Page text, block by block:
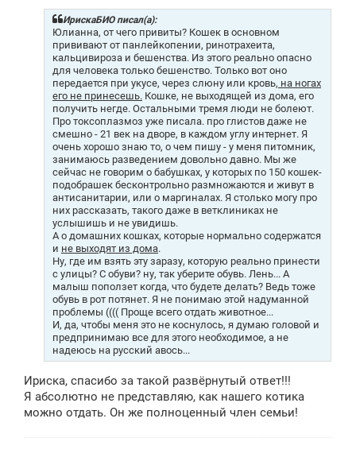
б
щ
е
н
и
е
ИрискаБИО писал(а):
Юлианна, от чего привиты? Кошек в основном
прививают от панлейкопении, ринотрахеита,
кальцивироза и бешенства. Из этого реально опасно
для человека только бешенство. Только вот оно
передается при укусе, через слюну или кровь, на ногах
его не принесешь. Кошке, не выходящей из дома, его
получить негде. Остальными тремя люди не болеют.
Про токсоплазмоз уже писала. про глистов даже не
смешно - 21 век на дворе, в каждом углу интернет. Я
очень хорошо знаю то, о чем пишу - у меня питомник,
занимаюсь разведением довольно давно. Мы же
сейчас не говорим о бабушках, у которых по 150 кошек-
подобрашек бесконтрольно размножаются и живут в
антисанитарии, или о маргиналах. Я столько могу про
них рассказать, такого даже в ветклиниках не
услышишь и не увидишь.
А о домашних кошках, которые нормально содержатся
и не выходят из дома.
Ну, где им взять эту заразу, которую реально принести
с улицы? С обуви? ну, так уберите обувь. Лень... А
малыш поползет когда, что будете делать? Ведь тоже
обувь в рот потянет. Я не понимаю этой надуманной
проблемы (((( Проще всего отдать животное...
И, да, чтобы меня это не коснулось, я думаю головой и
предпринимаю все для этого необходимое, а не
надеюсь на русский авось...
Ириска, спасибо за такой развёрнутый ответ!!!
Я абсолютно не представляю, как нашего котика
можно отдать. Он же полноценный член семьи!